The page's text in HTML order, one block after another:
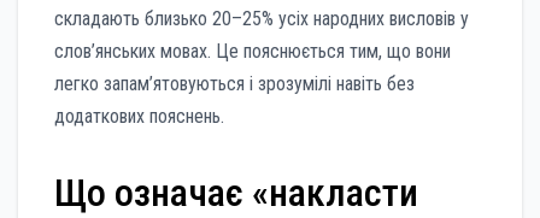
складають близько 20–25% усіх народних висловів у
слов’янських мовах. Це пояснюється тим, що вони
легко запам’ятовуються і зрозумілі навіть без
додаткових пояснень.
Що означає «накласти